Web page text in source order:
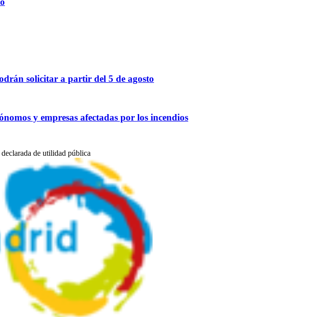
solicitar a partir del 5 de agosto
y empresas afectadas por los incendios
de utilidad pública